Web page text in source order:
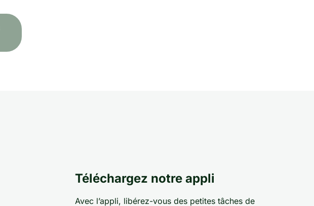
Téléchargez notre appli
Avec l’appli, libérez-vous des petites tâches de